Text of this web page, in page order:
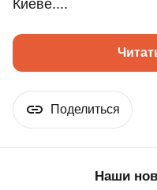
Киеве....
Поделиться
Наши